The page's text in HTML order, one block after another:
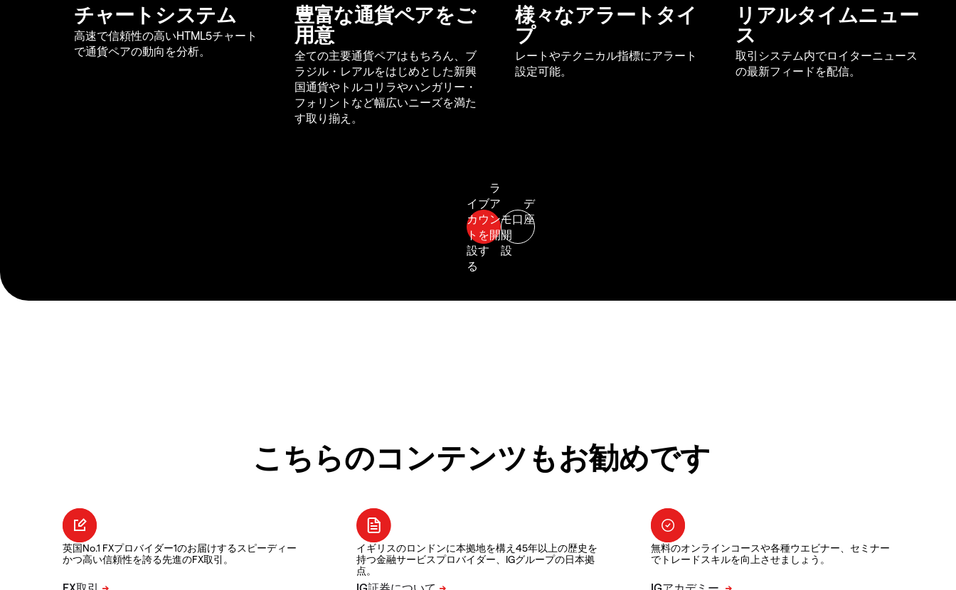
チャートシステム
高速で信頼性の高いHTML5チャート
で通貨ペアの動向を分析。
豊富な通貨ペアをご
用意
全ての主要通貨ペアはもちろん、ブ
ラジル・レアルをはじめとした新興
国通貨やトルコリラやハンガリー・
フォリントなど幅広いニーズを満た
す取り揃え。
様々なアラートタイ
プ
レートやテクニカル指標にアラート
設定可能。
リアルタイムニュー
ス
取引システム内でロイターニュース
の最新フィードを配信。
こちらのコンテンツもお勧めです
英国No.1 FXプロバイダー1のお届けするスピーディー
かつ高い信頼性を誇る先進のFX取引。
イギリスのロンドンに本拠地を構え45年以上の歴史を
持つ金融サービスプロバイダー、IGグループの日本拠
点。
無料のオンラインコースや各種ウエビナー、セミナー
でトレードスキルを向上させましょう。